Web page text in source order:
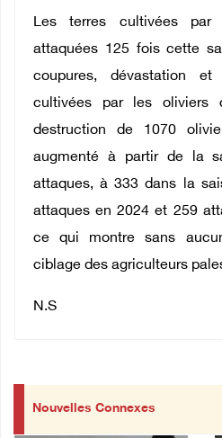
Les terres cultivées
attaquées 125 fois cette
coupures, dévastation
cultivées par les
destruction de 1070
augmenté à partir de la
attaques, à 333 dans la
attaques en 2024 et 259
ce qui montre sans
ciblage des agriculteurs
N.S
Nouvelles Connexes